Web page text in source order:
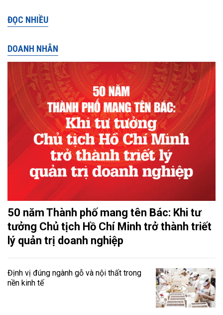
ĐỌC NHIỀU
DOANH NHÂN
50 năm Thành phố mang tên Bác: Khi tư
tưởng Chủ tịch Hồ Chí Minh trở thành triết
lý quản trị doanh nghiệp
Định vị đúng ngành gỗ và nội thất trong
nền kinh tế